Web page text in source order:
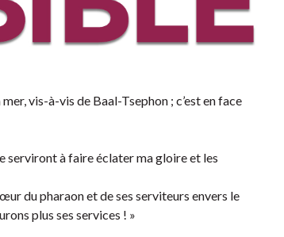
vis-à-vis de Baal-Tsephon ; c’est en face
serviront à faire éclater ma gloire et les
du pharaon et de ses serviteurs envers le
plus ses services ! »